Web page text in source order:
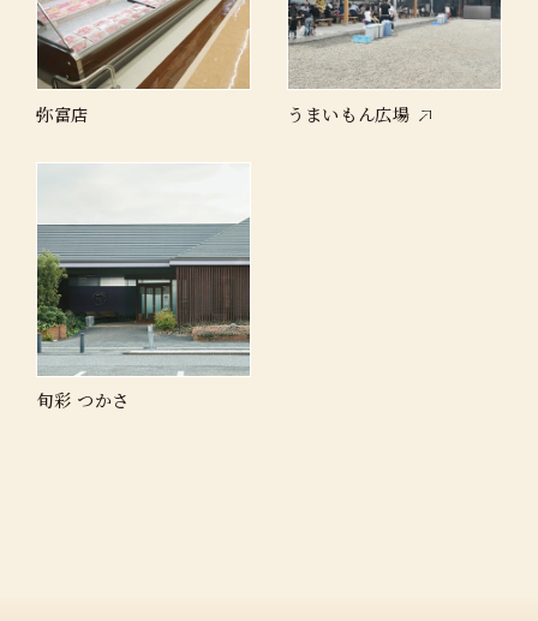
弥富店 うまいもん広場
旬彩 つかさ